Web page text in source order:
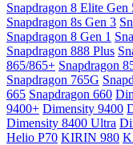
Snapdragon 8 Elite Gen
Snapdragon 8s Gen 3
Snapdragon 8 Gen 1
Snapdragon 888 Plus
865/865+ Snapdragon
Snapdragon 765G
665 Snapdragon 660
9400+ Dimensity 9400
Dimensity 8400 Ultra
Helio P70 KIRIN 980